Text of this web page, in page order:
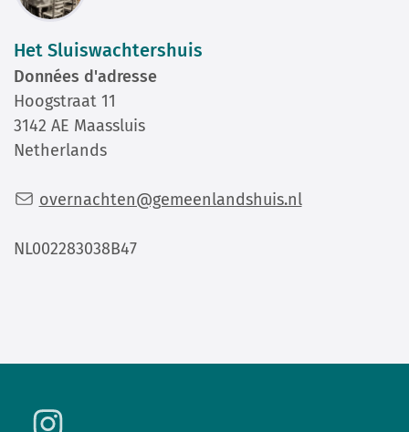
Het Sluiswachtershuis
Données d'adresse
Hoogstraat 11
3142 AE Maassluis
Netherlands
overnachten@gemeenlandshuis.nl
NL002283038B47